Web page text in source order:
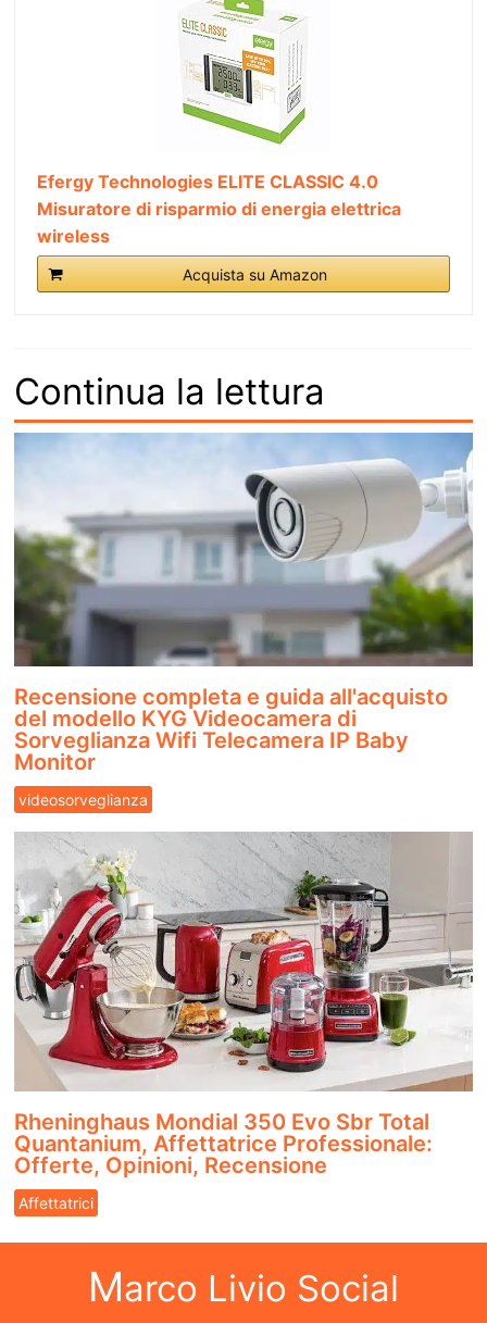
Efergy Technologies ELITE CLASSIC 4.0
Misuratore di risparmio di energia elettrica
wireless
Acquista su Amazon
Continua la lettura
Recensione completa e guida all'acquisto
del modello KYG Videocamera di
Sorveglianza Wifi Telecamera IP Baby
Monitor
videosorveglianza
Rheninghaus Mondial 350 Evo Sbr Total
Quantanium, Affettatrice Professionale:
Offerte, Opinioni, Recensione
Affettatrici
Marco Livio Social